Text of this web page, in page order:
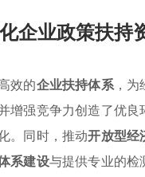
企业政策扶持
效的企业扶持体系，为
增强竞争力创造了优
。同时，推动开放型经
系建设与提供专业的检